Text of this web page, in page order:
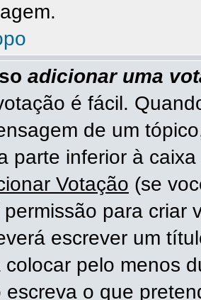
adicionar uma
é fácil.
de um
parte inferior à
Votação (se
para criar
escrever um
colocar pelo menos
escreva o que